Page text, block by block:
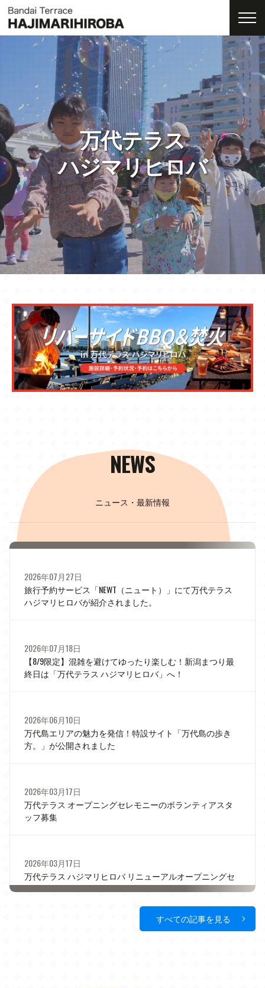
Skip
content
万代テラス
ハジマリヒロバ
NEWS
ニュース・最新情報
2026年07月27日
旅行予約サービス「NEWT（ニュート）」にて万代テラス
ハジマリヒロバが紹介されました。
2026年07月18日
【8/9限定】混雑を避けてゆったり楽しむ！新潟まつり最
終日は「万代テラス ハジマリヒロバ」へ！
2026年06月10日
万代島エリアの魅力を発信！特設サイト「万代島の歩き
方。」が公開されました
2026年03月17日
万代テラス オープニングセレモニーのボランティアスタ
ッフ募集
2026年03月17日
万代テラス ハジマリヒロバ リニューアルオープニングセ
レモニー開催決定！✨
すべての記事を見る